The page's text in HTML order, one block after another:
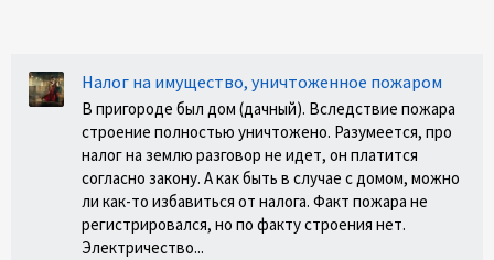
Налог на имущество, уничтоженное пожаром
В пригороде был дом (дачный). Вследствие пожара
строение полностью уничтожено. Разумеется, про
налог на землю разговор не идет, он платится
согласно закону. А как быть в случае с домом, можно
ли как-то избавиться от налога. Факт пожара не
регистрировался, но по факту строения нет.
Электричество...